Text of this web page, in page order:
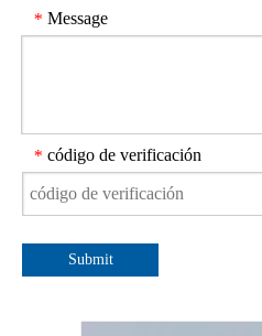
* Message
* código de verificación
Submit